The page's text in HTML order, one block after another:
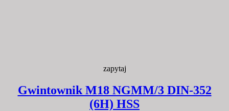
zapytaj
Gwintownik M18 NGMM/3 DIN-352
(6H) HSS